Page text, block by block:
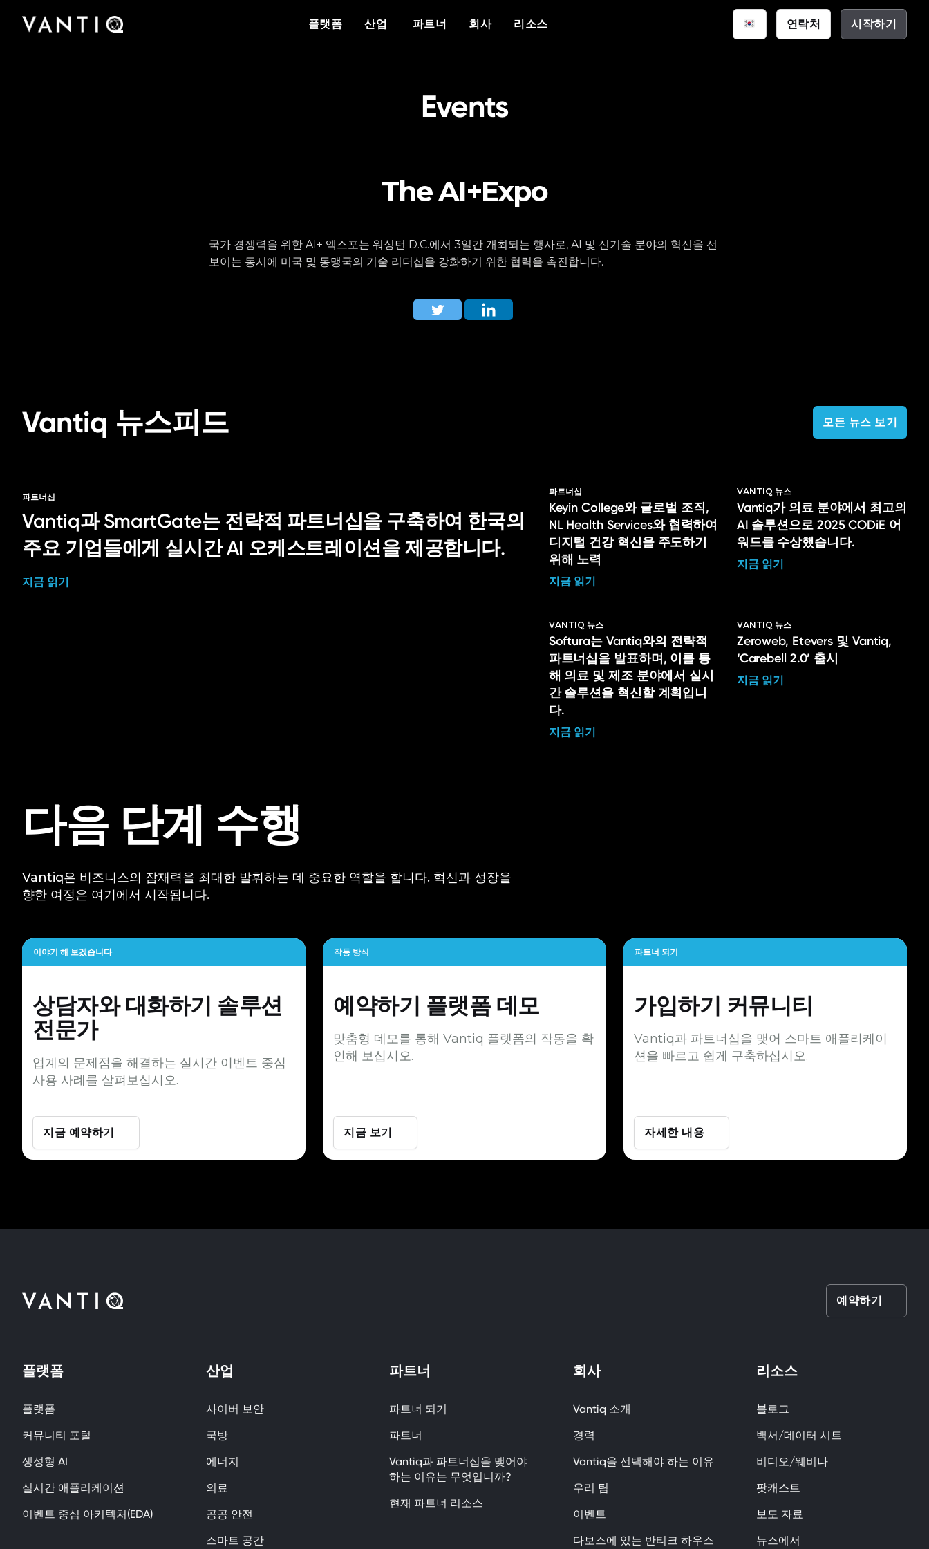
플랫폼 산업 파트너 회사 리소스 연락처 시작하기
Vantiq이 실시간 지능형 시스템을 구축하고 운영
플랫폼
에이전틱 AI
산업 산업
스마트 공간
파트너 자세한 내용 리소스
Vantiq을 구축한 팀을 만나고 Vantiq이 어떻게
Vantiq 소개
이벤트 캘린더
팟캐스트부터 사례 연구, 미디어 보도에 이르기
까지 Vantiq의 완벽한 리소스 라이브러리에 액세
백서
보도 자료
Events
The AI+Expo
국가 경쟁력을 위한 AI+ 엑스포는 워싱턴 D.C.에서 3일간 개최되는 행사로, AI 및 신기술 분야의 혁신을 선
보이는 동시에 미국 및 동맹국의 기술 리더십을 강화하기 위한 협력을 촉진합니다.
Vantiq 뉴스피드 모든 뉴스 보기
파트너십
Vantiq과 SmartGate는 전략적 파트너십을 구축하여 한국의
주요 기업들에게 실시간 AI 오케스트레이션을 제공합니다.
지금 읽기
파트너십
Keyin College와 글로벌 조직,
NL Health Services와 협력하여
디지털 건강 혁신을 주도하기
위해 노력
지금 읽기
VANTIQ 뉴스
Vantiq가 의료 분야에서 최고의
AI 솔루션으로 2025 CODiE 어
워드를 수상했습니다.
지금 읽기
VANTIQ 뉴스
Softura는 Vantiq와의 전략적
파트너십을 발표하며, 이를 통
해 의료 및 제조 분야에서 실시
간 솔루션을 혁신할 계획입니
다.
지금 읽기
VANTIQ 뉴스
Zeroweb, Etevers 및 Vantiq,
‘Carebell 2.0’ 출시
지금 읽기
다음 단계 수행
Vantiq은 비즈니스의 잠재력을 최대한 발휘하는 데 중요한 역할을 합니다. 혁신과 성장을
향한 여정은 여기에서 시작됩니다.
이야기 해 보겠습니다
상담자와 대화하기 솔루션
전문가
업계의 문제점을 해결하는 실시간 이벤트 중심
사용 사례를 살펴보십시오.
지금 예약하기
작동 방식
예약하기 플랫폼 데모
맞춤형 데모를 통해 Vantiq 플랫폼의 작동을 확
인해 보십시오.
지금 보기
파트너 되기
가입하기 커뮤니티
Vantiq과 파트너십을 맺어 스마트 애플리케이
션을 빠르고 쉽게 구축하십시오.
자세한 내용
예약하기
플랫폼
플랫폼
커뮤니티 포털
생성형 AI
실시간 애플리케이션
이벤트 중심 아키텍처(EDA)
산업
사이버 보안
국방
에너지
의료
공공 안전
스마트 공간
파트너
파트너 되기
파트너
Vantiq과 파트너십을 맺어야
하는 이유는 무엇입니까?
현재 파트너 리소스
회사
Vantiq 소개
경력
Vantiq을 선택해야 하는 이유
우리 팀
이벤트
다보스에 있는 반티크 하우스
리소스
블로그
백서/데이터 시트
비디오/웨비나
팟캐스트
보도 자료
뉴스에서